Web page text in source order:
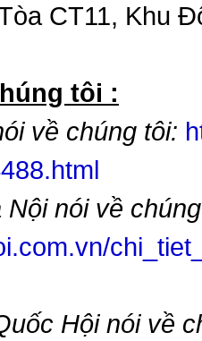
CT11, Khu
tôi :
về chúng tôi:
nói về chúng
Hội nói về